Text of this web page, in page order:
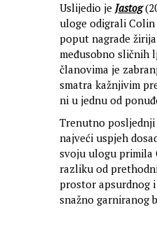
Uslijedio je Jastog
uloge odigrali Colin
poput nagrade
međusobno sličnih
članovima je
smatra kažnjivim
ni u jednu od
Trenutno
najveći uspjeh
svoju ulogu primila
razliku od
prostor apsurdnog
snažno garniranog